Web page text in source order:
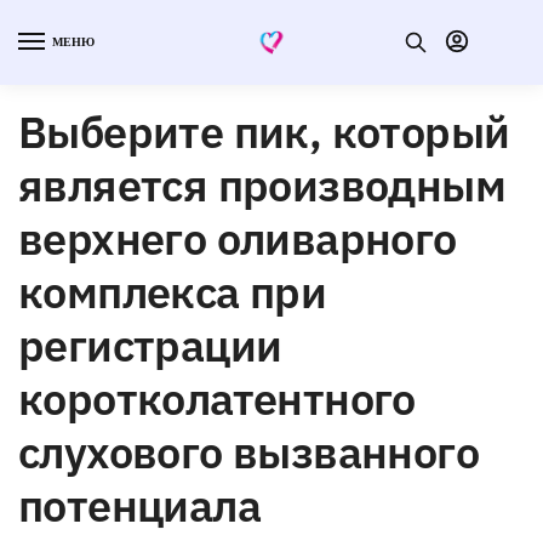
МЕНЮ
Выберите пик, который
является производным
верхнего оливарного
комплекса при
регистрации
коротколатентного
слухового вызванного
потенциала